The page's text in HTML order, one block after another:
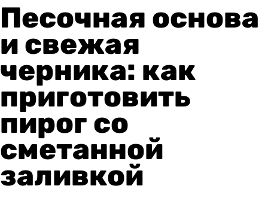
Песочная основа
и свежая
черника: как
приготовить
пирог со
сметанной
заливкой